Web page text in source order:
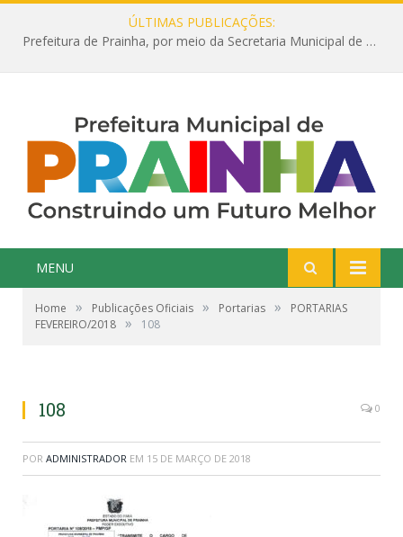
ÚLTIMAS PUBLICAÇÕES:
Prefeitura de Prainha, por meio da Secretaria Municipal de Educação, abre 354 vagas na área da Educação para 2025 com processo seletivo simplificado
MENU
Home » Publicações Oficiais » Portarias »
PORTARIAS
FEVEREIRO/2018 » 108
108 0
POR ADMINISTRADOR EM 15 DE MARÇO DE 2018